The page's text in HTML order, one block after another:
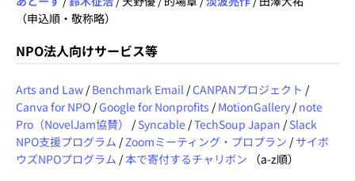
（申込順・敬称略）
NPO法人向けサービス等
Arts and Law / Benchmark Email /CANPANプロジェクト /
Canva for NPO /Google for Nonprofits / MotionGallery / note
Pro（NovelJam協賛）
/ Syncable /TechSoup Japan / Slack
NPO支援プログラム /Zoomミーティング・プロプラン / サイボ
ウズNPOプログラム /本で寄付するチャリボン （a-z順）